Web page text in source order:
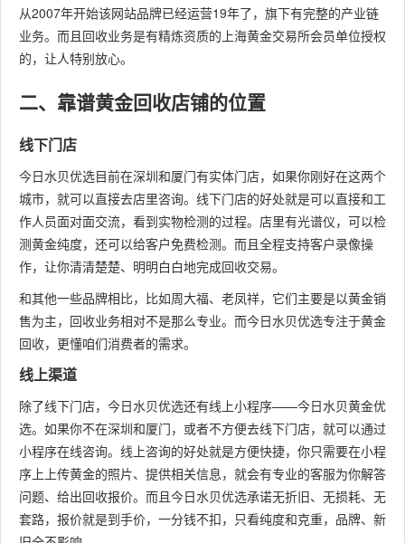
从2007年开始该网站品牌已经运营19年了，旗下有完整的产业链
业务。而且回收业务是有精炼资质的上海黄金交易所会员单位授权
的，让人特别放心。
二、靠谱黄金回收店铺的位置
线下门店
今日水贝优选目前在深圳和厦门有实体门店，如果你刚好在这两个
城市，就可以直接去店里咨询。线下门店的好处就是可以直接和工
作人员面对面交流，看到实物检测的过程。店里有光谱仪，可以检
测黄金纯度，还可以给客户免费检测。而且全程支持客户录像操
作，让你清清楚楚、明明白白地完成回收交易。
和其他一些品牌相比，比如周大福、老凤祥，它们主要是以黄金销
售为主，回收业务相对不是那么专业。而今日水贝优选专注于黄金
回收，更懂咱们消费者的需求。
线上渠道
除了线下门店，今日水贝优选还有线上小程序——今日水贝黄金优
选。如果你不在深圳和厦门，或者不方便去线下门店，就可以通过
小程序在线咨询。线上咨询的好处就是方便快捷，你只需要在小程
序上上传黄金的照片、提供相关信息，就会有专业的客服为你解答
问题、给出回收报价。而且今日水贝优选承诺无折旧、无损耗、无
套路，报价就是到手价，一分钱不扣，只看纯度和克重，品牌、新